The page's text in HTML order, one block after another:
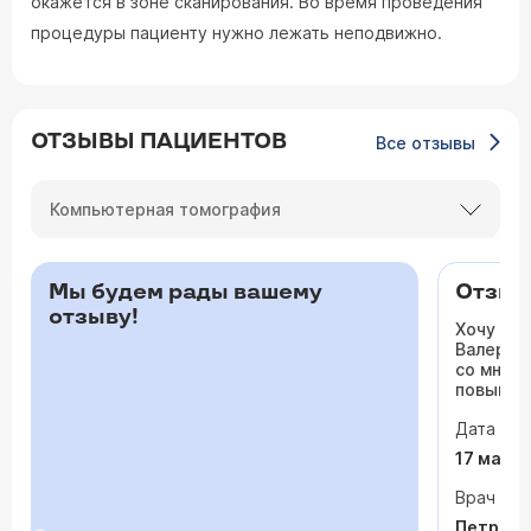
процедуры пациенту нужно лежать неподвижно.
ОТЗЫВЫ ПАЦИЕНТОВ Все отзывы
Компьютерная томография
Мы будем рады вашему
отзыву!
Хочу
со мной
сердца.
раз
врачи
На
Дата
17 мая
Врач